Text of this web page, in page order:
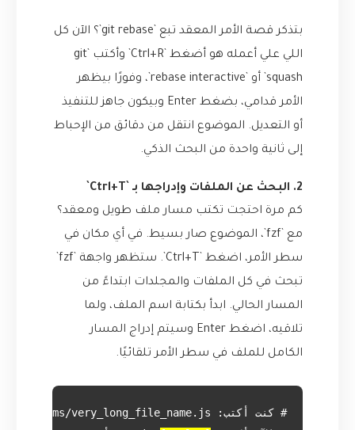
بتذكر قصة الأمر المعقد تبع `git rebase`؟ الآن كل
اللي علي أعمله هو أضغط `Ctrl+R` وأكتب `git
squash` أو `rebase interactive`، وفورًا بيظهر
الأمر قدامي، بضغط Enter وبيكون جاهز للتنفيذ
أو التعديل. الموضوع انتقل من دقائق من الإحباط
إلى ثانية واحدة من البحث الذكي.
2. البحث عن الملفات وإدراجها بـ `Ctrl+T`
كم مرة احتجت تكتب مسار ملف طويل ومعقد؟
مع `fzf`، الموضوع صار بسيط. في أي مكان في
تبحث في كل الملفات والمجلدات ابتداءً من
المسار الحالي. ابدأ بكتابة اسم الملف، ولما
تلاقيه، اضغط Enter وسيتم إدراج المسار
الكامل للملف في سطر الأمر تلقائيًا.